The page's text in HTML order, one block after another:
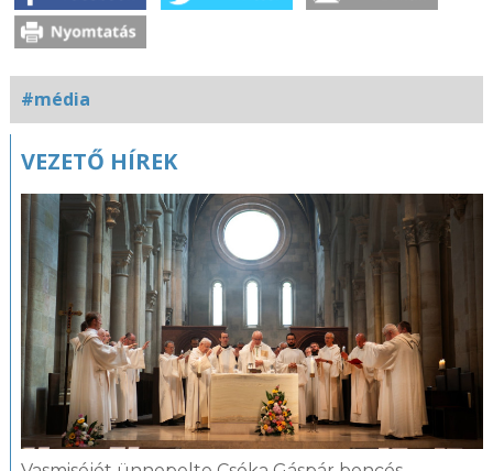
#média
Kapcsolódó
VEZETŐ HÍREK